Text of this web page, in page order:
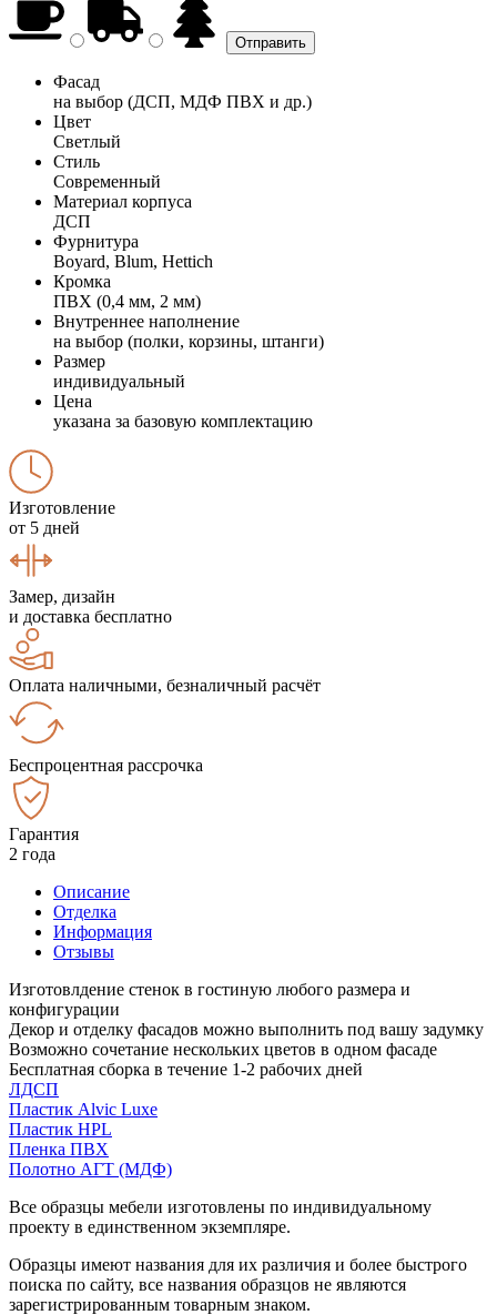
Фасад
на выбор (ДСП, МДФ ПВХ и др.)
Цвет
Светлый
Стиль
Современный
Материал корпуса
ДСП
Фурнитура
Boyard, Blum, Hettich
Кромка
ПВХ (0,4 мм, 2 мм)
Внутреннее наполнение
на выбор (полки, корзины, штанги)
Размер
индивидуальный
Цена
указана за базовую комплектацию
Изготовление
от 5 дней
Замер, дизайн
и доставка бесплатно
Оплата наличными, безналичный расчёт
Беспроцентная рассрочка
Гарантия
2 года
Описание
Отделка
Информация
Отзывы
Изготовлдение стенок в гостиную любого размера и
конфигурации
Декор и отделку фасадов можно выполнить под вашу задумку
Возможно сочетание нескольких цветов в одном фасаде
Бесплатная сборка в течение 1-2 рабочих дней
ЛДСП
Пластик Alvic Luxe
Пластик HPL
Пленка ПВХ
Полотно АГТ (МДФ)
Все образцы мебели изготовлены по индивидуальному
проекту в единственном экземпляре.
Образцы имеют названия для их различия и более быстрого
поиска по сайту, все названия образцов не являются
зарегистрированным товарным знаком.